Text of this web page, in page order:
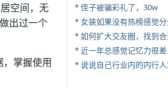
空间，无
出过一个
掌握使用
* 侄子被骗彩礼了，30w
* 女装如果没有热榜感觉
* 如何扩大交友圈，找到
* 近一年总感觉记忆力很
* 说说自己行业内的内行